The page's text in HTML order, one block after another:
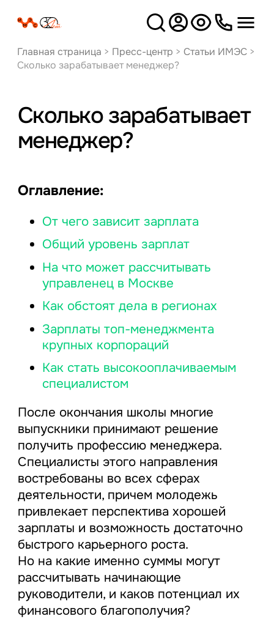
Версия
для слабовидящих
Главная страница > Пресс-центр > Статьи ИМЭС>
Сколько зарабатывает менеджер?
Сколько зарабатывает
менеджер?
Оглавление:
От чего зависит зарплата
Общий уровень зарплат
На что может рассчитывать
управленец в Москве
Как обстоят дела в регионах
Зарплаты топ-менеджмента
крупных корпораций
Как стать высокооплачиваемым
специалистом
После окончания школы многие
выпускники принимают решение
получить профессию менеджера.
Специалисты этого направления
востребованы во всех сферах
деятельности, причем молодежь
привлекает перспектива хорошей
зарплаты и возможность достаточно
быстрого карьерного роста.
Но на какие именно суммы могут
рассчитывать начинающие
руководители, и каков потенциал их
финансового благополучия?